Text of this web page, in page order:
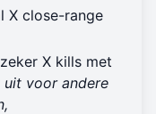
X close-range
X kills met
uit voor andere